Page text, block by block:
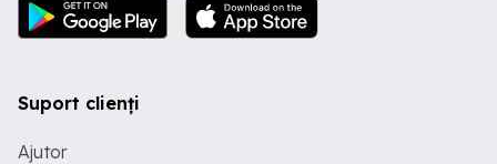
Suport clienți
Ajutor